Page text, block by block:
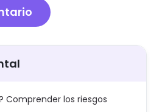
Comprender los riesgos